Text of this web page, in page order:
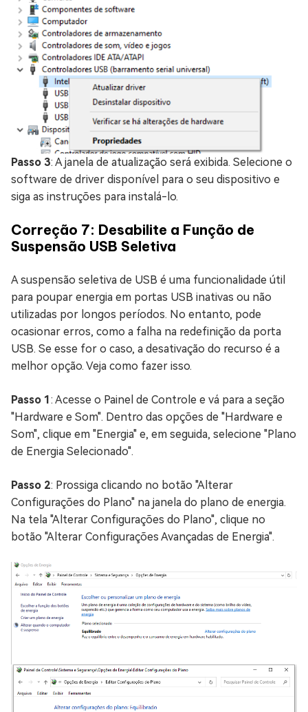
Passo 3: A janela de atualização será exibida. Selecione o
software de driver disponível para o seu dispositivo e
siga as instruções para instalá-lo.
Correção 7: Desabilite a Função de
Suspensão USB Seletiva
A suspensão seletiva de USB é uma funcionalidade útil
para poupar energia em portas USB inativas ou não
utilizadas por longos períodos. No entanto, pode
ocasionar erros, como a falha na redefinição da porta
USB. Se esse for o caso, a desativação do recurso é a
melhor opção. Veja como fazer isso.
Passo 1 : Acesse o Painel de Controle e vá para a seção
"Hardware e Som". Dentro das opções de "Hardware e
Som", clique em "Energia" e, em seguida, selecione "Plano
de Energia Selecionado".
Passo 2: Prossiga clicando no botão "Alterar
Configurações do Plano" na janela do plano de energia.
Na tela "Alterar Configurações do Plano", clique no
botão "Alterar Configurações Avançadas de Energia".